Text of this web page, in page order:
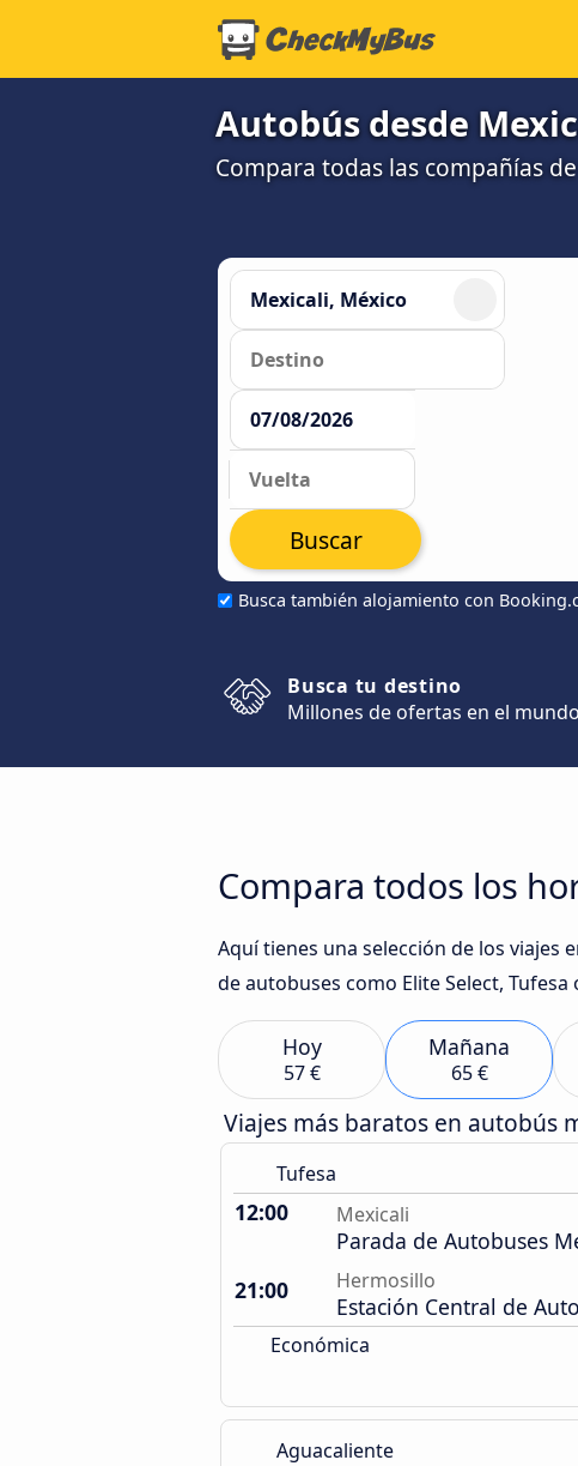
Autobús desde
Compara todas las compañías
Busca también alojamiento con
Buscar
Busca tu destino
Millones de ofertas en el mundo
Compara todos los
Aquí tienes una selección de los viajes
de autobuses como Elite Select,
Hoy
57 €
Mañana
65 €
Viajes más baratos en autobús
Tufesa
12:00 Mexicali
Parada de Autobuses
21:00
Hermosillo
Estación Central de
Económica
Aguacaliente